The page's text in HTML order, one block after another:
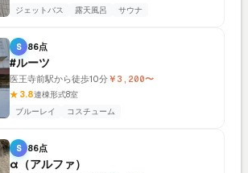
ジェットバス
露天風呂 サウナ
S 86点
#ルーツ
医王寺前駅から徒歩10分￥3,200〜
★ 3.8連棟形式8室
ブルーレイ
コスチューム
S 86点
α（アルファ）